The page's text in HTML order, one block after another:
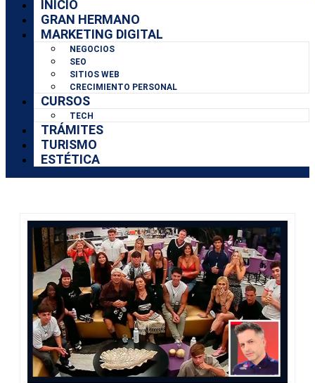
INICIO
GRAN HERMANO
MARKETING DIGITAL
NEGOCIOS
SEO
SITIOS WEB
CRECIMIENTO PERSONAL
CURSOS
TECH
TRÁMITES
TURISMO
ESTÉTICA